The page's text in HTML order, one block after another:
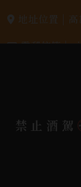
地址位置 |
電郵信箱 |
2026. All
禁止酒駕